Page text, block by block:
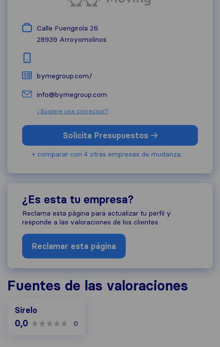
Calle Fuengirola 26
28939 Arroyomolinos
bymegroup.com/
info@bymegroup.com
¿Sugiere una correcion?
Solicita Presupuestos
+ comparar con 4 otras empresas de mudanza.
¿Es esta tu empresa?
Reclama esta página para actualizar tu perfil y
responde a las valoraciones de los clientes
Reclamar esta página
Fuentes de las valoraciones
Sirelo
0,0 0